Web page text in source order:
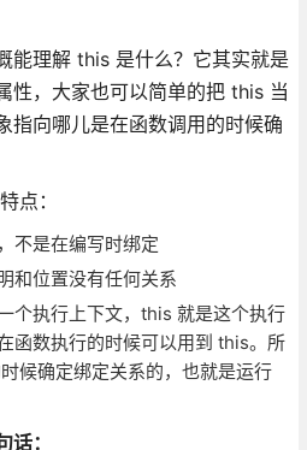
能理解 this 是什么？它其实就是
性，大家也可以简单的把 this 当
指向哪儿是在函数调用的时候确
点：
不是在编写时绑定
和位置没有任何关系
个执行上下文，this 就是这个执行
函数执行的时候可以用到 this。所
候确定绑定关系的，也就是运行
：